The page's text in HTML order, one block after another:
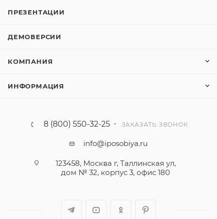
ПРЕЗЕНТАЦИИ
ДЕМОВЕРСИИ
КОМПАНИЯ
ИНФОРМАЦИЯ
8 (800) 550-32-25 ЗАКАЗАТЬ ЗВОНОК
info@iposobiya.ru
123458, Москва г, Таллинская ул,
дом № 32, корпус 3, офис 180